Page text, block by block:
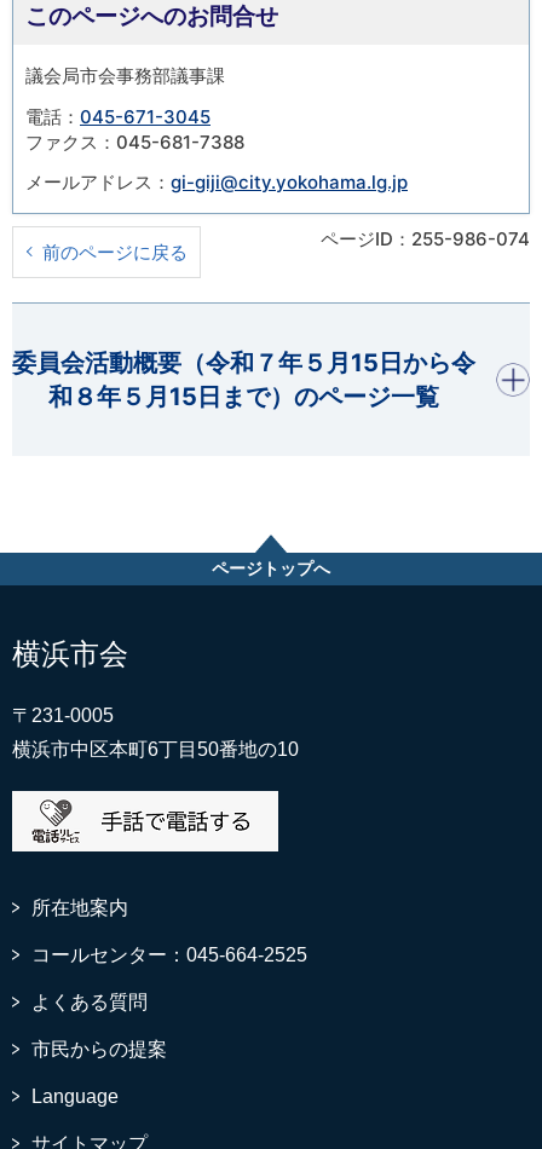
このページへのお問合せ
議会局市会事務部議事課
電話： 045-671-3045
ファクス：045-681-7388
メールアドレス： gi-giji@city.yokohama.lg.jp
前のページに戻る
ページID：255-986-074
委員会活動概要（令和７年５月15日から令
和８年５月15日まで）のページ一覧
開く
ページトップへ
横浜市会
〒231-0005
横浜市中区本町6丁目50番地の10
所在地案内
コールセンター：045-664-2525
よくある質問
市民からの提案
Language
サイトマップ